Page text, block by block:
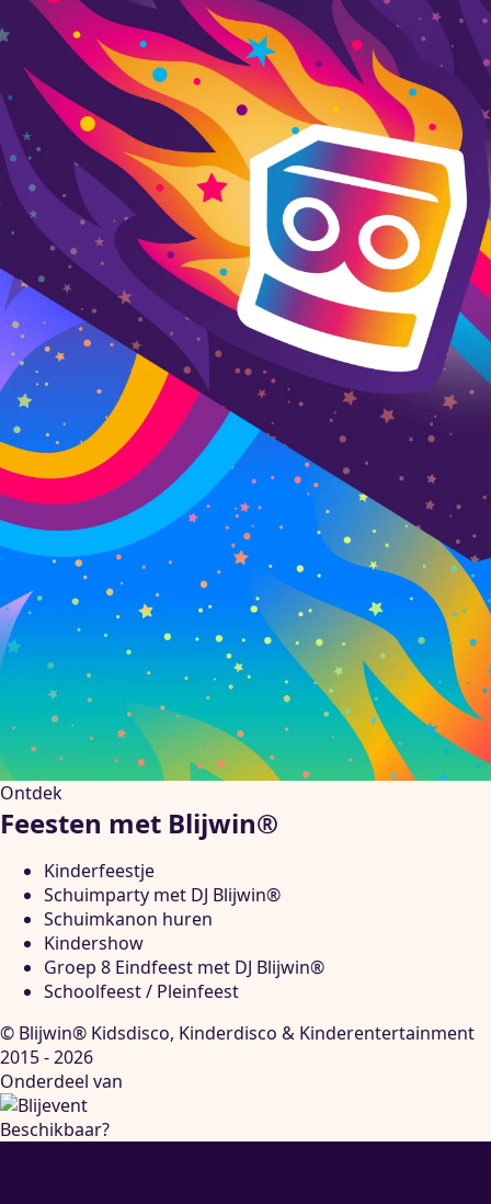
Ontdek
Feesten met Blijwin®
Kinderfeestje
Schuimparty met DJ Blijwin®
Schuimkanon huren
Kindershow
Groep 8 Eindfeest met DJ Blijwin®
Schoolfeest / Pleinfeest
© Blijwin® Kidsdisco, Kinderdisco & Kinderentertainment
2015 - 2026
Onderdeel van
Beschikbaar?